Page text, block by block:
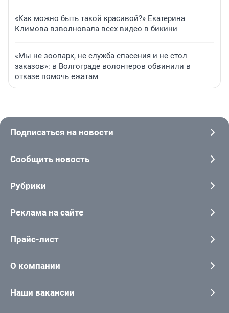
«Как можно быть такой красивой?» Екатерина
Климова взволновала всех видео в бикини
«Мы не зоопарк, не служба спасения и не стол
заказов»: в Волгограде волонтеров обвинили в
отказе помочь ежатам
Подписаться на новости
Сообщить новость
Рубрики
Реклама на сайте
Прайс-лист
О компании
Наши вакансии